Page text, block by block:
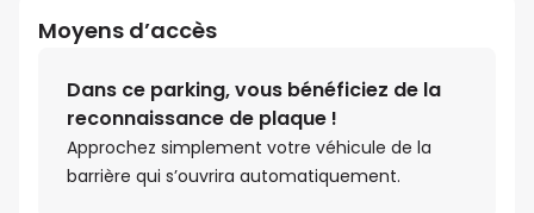
Moyens d’accès
Dans ce parking, vous bénéficiez de la
reconnaissance de plaque !
Approchez simplement votre véhicule de la
barrière qui s’ouvrira automatiquement.